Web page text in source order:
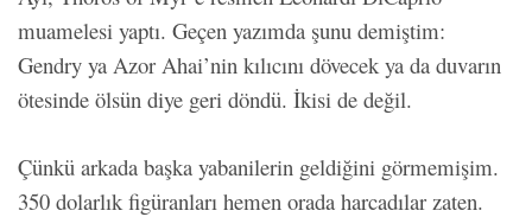
muamelesi yaptı. Geçen yazımda şunu demiştim:
Gendry ya Azor Ahai’nin kılıcını dövecek ya da duvarın
ötesinde ölsün diye geri döndü. İkisi de değil.
Çünkü arkada başka yabanilerin geldiğini görmemişim.
350 dolarlık figüranları hemen orada harcadılar zaten.